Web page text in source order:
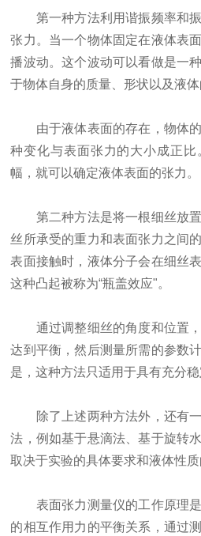
第一种方法利用谐振频率和振
张力。当一个物体固定在液体表
播波动。这个波动可以看做是一
于物体自身的质量、形状以及液体
由于液体表面的存在，物体的
种变化与表面张力的大小成正
幅，就可以确定液体表面的张力。
第二种方法是将一根细丝放置
丝所承受的重力和表面张力之间
表面接触时，液体分子会在细丝
这种凸起被称为“瓶盖效应"。
通过调整细丝的角度和位置，
达到平衡，然后测量所需的参数
是，这种方法只适用于具有充分稳
除了上述两种方法外，还有一
法，例如基于悬滴法、基于旋转
取决于实验的具体要求和液体性质
表面张力测量仪的工作原理是
的相互作用力的平衡关系，通过